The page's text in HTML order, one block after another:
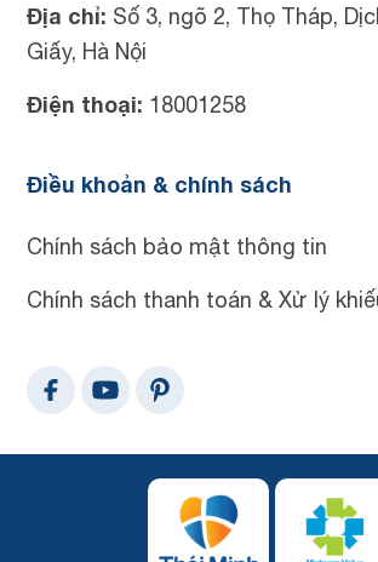
Địa chỉ: Số 3, ngõ 2, Thọ Tháp,
Giấy, Hà Nội
Điện thoại: 18001258
Điều khoản & chính sách
Chính sách bảo mật thông tin
Chính sách thanh toán & Xử lý